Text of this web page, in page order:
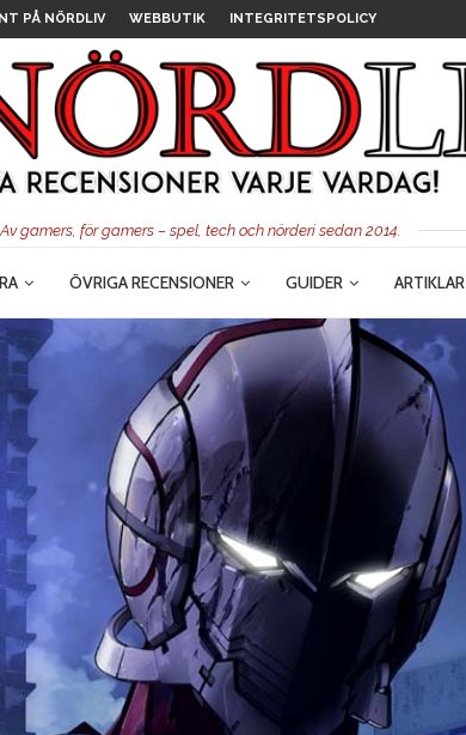
PÅ NÖRDLIV WEBBUTIK INTEGRITETSPOLICY
Av gamers, för gamers – spel, tech och nörderi sedan 2014.
ÖVRIGA RECENSIONER GUIDER ARTIKLAR